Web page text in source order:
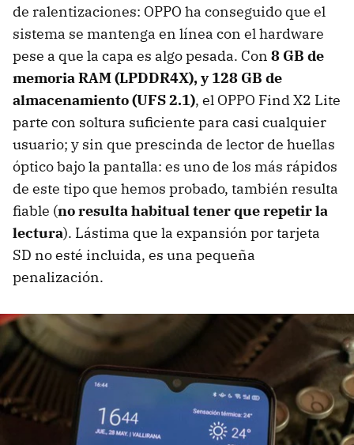
de ralentizaciones: OPPO ha conseguido que el
sistema se mantenga en línea con el hardware
pese a que la capa es algo pesada. Con 8 GB de
memoria RAM (LPDDR4X), y 128 GB de
almacenamiento (UFS 2.1), el OPPO Find X2 Lite
parte con soltura suficiente para casi cualquier
usuario; y sin que prescinda de lector de huellas
óptico bajo la pantalla: es uno de los más rápidos
de este tipo que hemos probado, también resulta
fiable (no resulta habitual tener que repetir la
lectura). Lástima que la expansión por tarjeta
SD no esté incluida, es una pequeña
penalización.